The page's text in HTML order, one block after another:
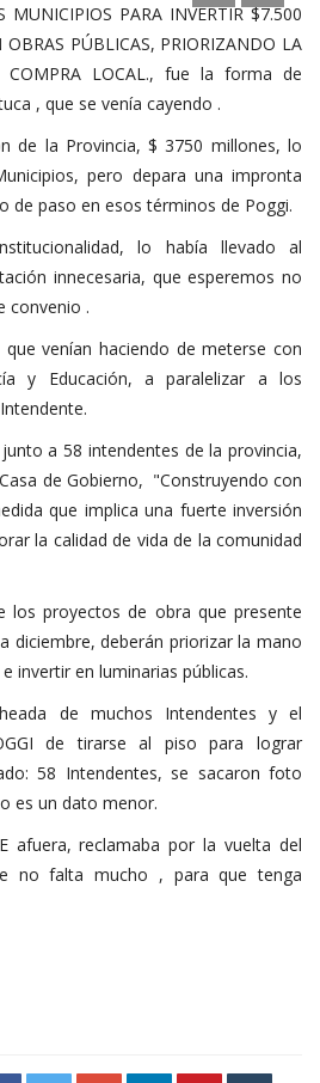
MUNICIPIOS PARA INVERTIR $7.500
OBRAS PÚBLICAS, PRIORIZANDO LA
LOCAL., fue la forma de
, que se venía cayendo .
de la Provincia, $ 3750 millones, lo
pero depara una impronta
de paso en esos términos de Poggi.
lo había llevado al
innecesaria, que esperemos no
convenio .
venían haciendo de meterse con
y Educación, a paralelizar a los
a 58 intendentes de la provincia,
de Gobierno, "Construyendo con
que implica una fuerte inversión
la calidad de vida de la comunidad
los proyectos de obra que presente
diciembre, deberán priorizar la mano
invertir en luminarias públicas.
de muchos Intendentes y el
de tirarse al piso para lograr
58 Intendentes, se sacaron foto
es un dato menor.
afuera, reclamaba por la vuelta del
no falta mucho , para que tenga